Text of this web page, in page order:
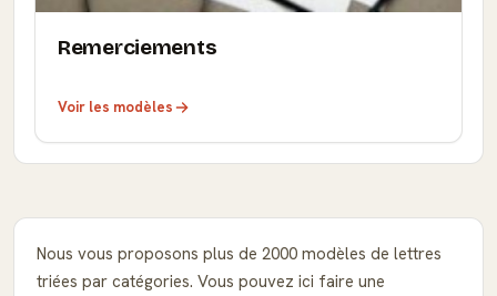
Remerciements
Voir les modèles
Nous vous proposons plus de 2000 modèles de lettres
triées par catégories. Vous pouvez ici faire une